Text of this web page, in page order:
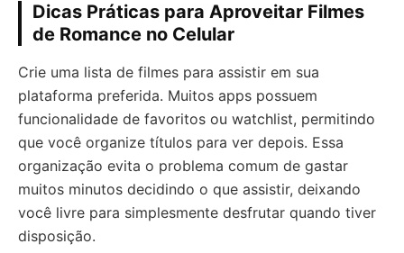
Dicas Práticas para Aproveitar Filmes
de Romance no Celular
Crie uma lista de filmes para assistir em sua
plataforma preferida. Muitos apps possuem
funcionalidade de favoritos ou watchlist, permitindo
que você organize títulos para ver depois. Essa
organização evita o problema comum de gastar
muitos minutos decidindo o que assistir, deixando
você livre para simplesmente desfrutar quando tiver
disposição.